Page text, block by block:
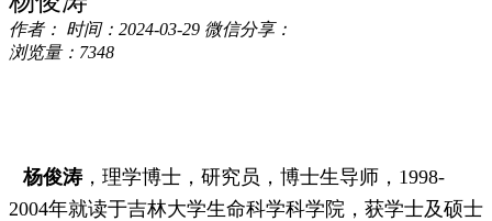
作者： 时间：2024-03-29 微信分享：
浏览量：7348
杨俊涛，理学博士，研究员，博士生导师，1998-
2004年就读于吉林大学生命科学科学院，获学士及硕士